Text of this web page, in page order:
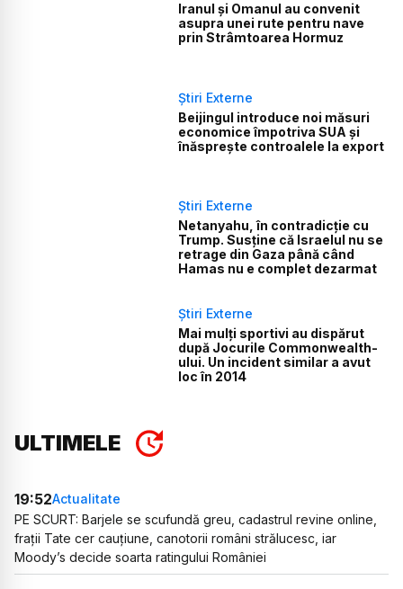
Iranul și Omanul au convenit
asupra unei rute pentru nave
prin Strâmtoarea Hormuz
Știri Externe
Beijingul introduce noi măsuri
economice împotriva SUA și
înăsprește controalele la export
Știri Externe
Netanyahu, în contradicție cu
Trump. Susține că Israelul nu se
retrage din Gaza până când
Hamas nu e complet dezarmat
Știri Externe
Mai mulți sportivi au dispărut
după Jocurile Commonwealth-
ului. Un incident similar a avut
loc în 2014
ULTIMELE
19:52Actualitate
PE SCURT: Barjele se scufundă greu, cadastrul revine online,
frații Tate cer cauțiune, canotorii români strălucesc, iar
Moody’s decide soarta ratingului României